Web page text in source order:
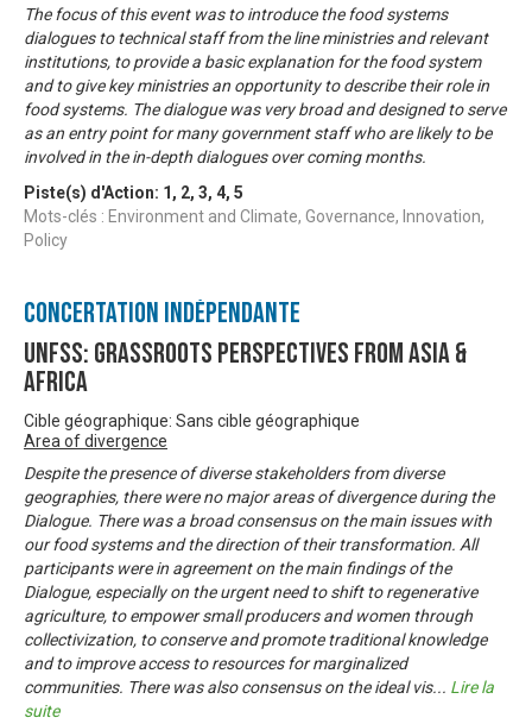
The focus of this event was to introduce the food systems
dialogues to technical staff from the line ministries and relevant
institutions, to provide a basic explanation for the food system
and to give key ministries an opportunity to describe their role in
food systems. The dialogue was very broad and designed to serve
as an entry point for many government staff who are likely to be
involved in the in-depth dialogues over coming months.
Piste(s) d'Action: 1 , 2, 3, 4, 5
Mots-clés : Environment and Climate, Governance, Innovation,
Policy
Concertation Indépendante
UNFSS: Grassroots Perspectives from Asia &
Africa
Cible géographique: Sans cible géographique
Area of divergence
Despite the presence of diverse stakeholders from diverse
geographies, there were no major areas of divergence during the
Dialogue. There was a broad consensus on the main issues with
our food systems and the direction of their transformation. All
participants were in agreement on the main findings of the
Dialogue, especially on the urgent need to shift to regenerative
agriculture, to empower small producers and women through
collectivization, to conserve and promote traditional knowledge
and to improve access to resources for marginalized
communities. There was also consensus on the ideal vis... Lire la
suite